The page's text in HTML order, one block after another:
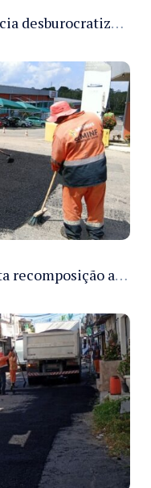
Prefeito Renato Junior anuncia desburocratização e revitalização do centro de Manaus em reunião com empresários
Prefeitura de Manaus executa recomposição asfáltica na rua Anhandui e retoma serviços no bairro Flores